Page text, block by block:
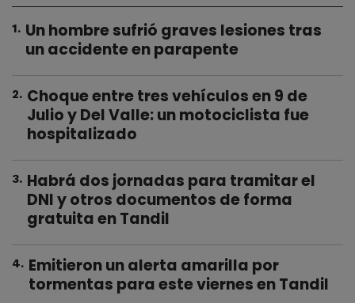
1. Un hombre sufrió graves lesiones tras
un accidente en parapente
2. Choque entre tres vehículos en 9 de
Julio y Del Valle: un motociclista fue
hospitalizado
3. Habrá dos jornadas para tramitar el
DNI y otros documentos de forma
gratuita en Tandil
4. Emitieron un alerta amarilla por
tormentas para este viernes en Tandil